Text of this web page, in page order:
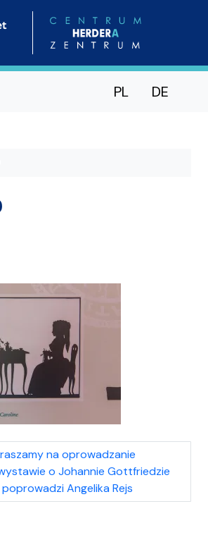
PL DE
na oprowadzanie
o Johannie Gottfriedzie
Angelika Rejs